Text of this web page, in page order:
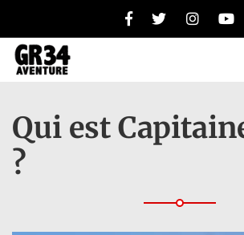
Qui est
?